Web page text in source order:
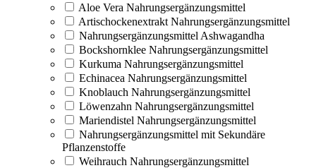
Aloe Vera Nahrungsergänzungsmittel
Artischockenextrakt Nahrungsergänzungsmittel
Nahrungsergänzungsmittel Ashwagandha
Bockshornklee Nahrungsergänzungsmittel
Kurkuma Nahrungsergänzungsmittel
Echinacea Nahrungsergänzungsmittel
Knoblauch Nahrungsergänzungsmittel
Löwenzahn Nahrungsergänzungsmittel
Mariendistel Nahrungsergänzungsmittel
Nahrungsergänzungsmittel mit Sekundäre
Pflanzenstoffe
Weihrauch Nahrungsergänzungsmittel